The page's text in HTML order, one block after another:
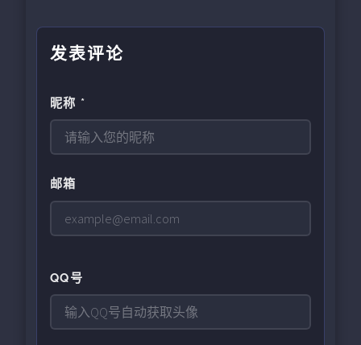
发表评论
昵称 *
邮箱
QQ号